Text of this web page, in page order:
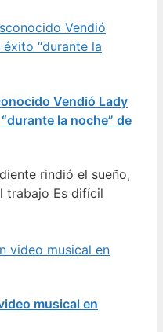
Vendió Lady
la noche” de
rindió el sueño,
trabajo Es difícil
musical en